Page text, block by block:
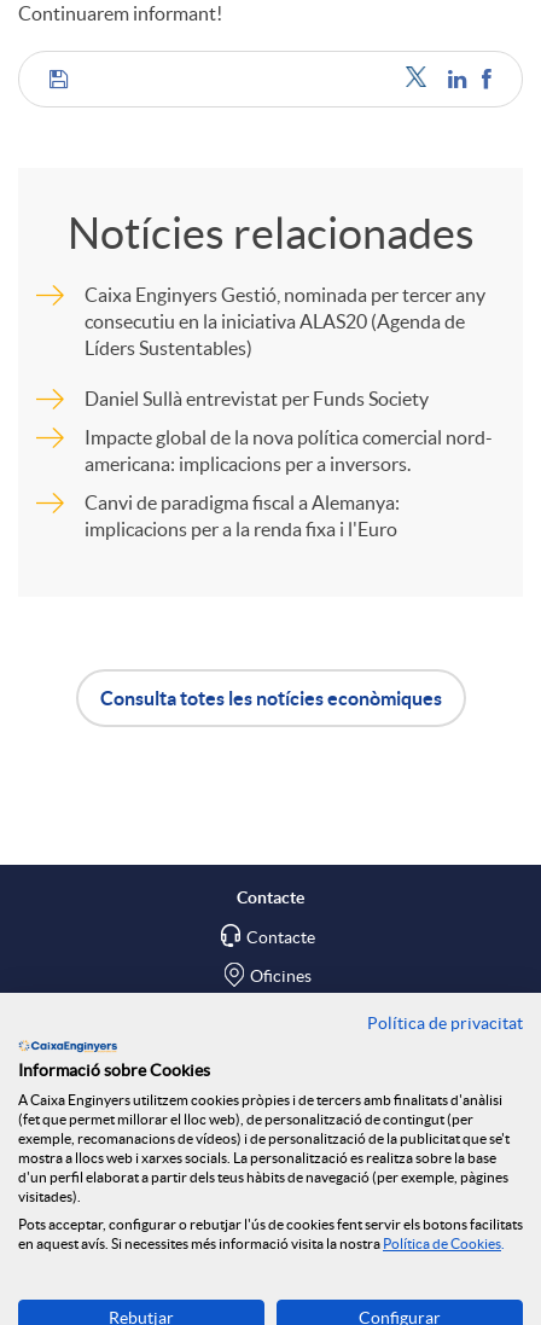
Continuarem informant!
C
a
r
r
x
e
Notícies relacionades
Caixa Enginyers Gestió, nominada per tercer any
consecutiu en la iniciativa ALAS20 (Agenda de
Líders Sustentables)
Daniel Sullà entrevistat per Funds Society
Impacte global de la nova política comercial nord-
americana: implicacions per a inversors.
Canvi de paradigma fiscal a Alemanya:
implicacions per a la renda fixa i l'Euro
c
a
c
n
n
o
Consulta totes les notícies econòmiques
Contacte
Contacte
Oficines
Social Room
Seguretat Online
Descarrega-la ara
Política de privacitat
Informació sobre Cookies
A Caixa Enginyers utilitzem cookies pròpies i de tercers amb finalitats d'anàlisi
(fet que permet millorar el lloc web), de personalització de contingut (per
exemple, recomanacions de vídeos) i de personalització de la publicitat que se't
mostra a llocs web i xarxes socials. La personalització es realitza sobre la base
d'un perfil elaborat a partir dels teus hàbits de navegació (per exemple, pàgines
visitades).
Pots acceptar, configurar o rebutjar l'ús de cookies fent servir els botons facilitats
en aquest avís. Si necessites més informació visita la nostra Política de Cookies
Rebutjar Configurar